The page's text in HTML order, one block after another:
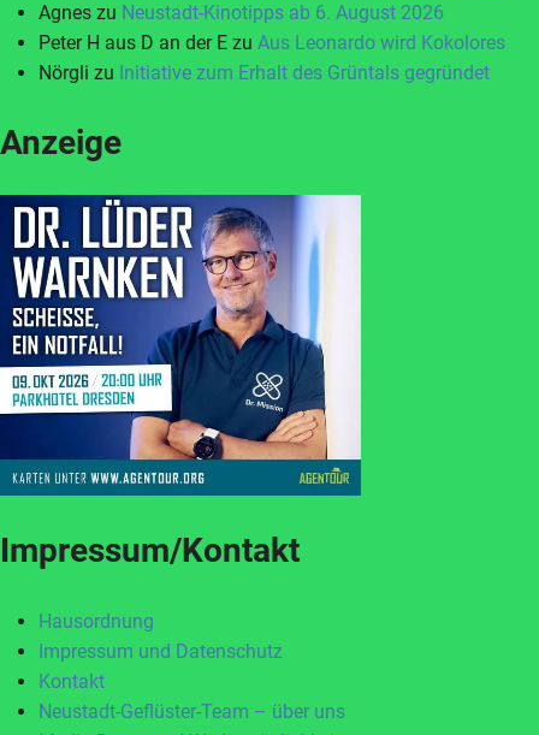
Agnes zu Neustadt-Kinotipps ab 6. August 2026
Peter H aus D an der E zu Aus Leonardo wird Kokolores
Nörgli zu Initiative zum Erhalt des Grüntals gegründet
Anzeige
Impressum/Kontakt
Hausordnung
Impressum und Datenschutz
Kontakt
Neustadt-Geflüster-Team – über uns